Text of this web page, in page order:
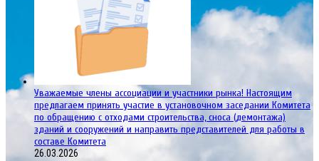
Уважаемые члены ассоциации и участники рынка! Настоящим
предлагаем принять участие в установочном заседании Комитета
по обращению с отходами строительства, сноса (демонтажа)
зданий и сооружений и направить представителей для работы в
составе Комитета
26.03.2026